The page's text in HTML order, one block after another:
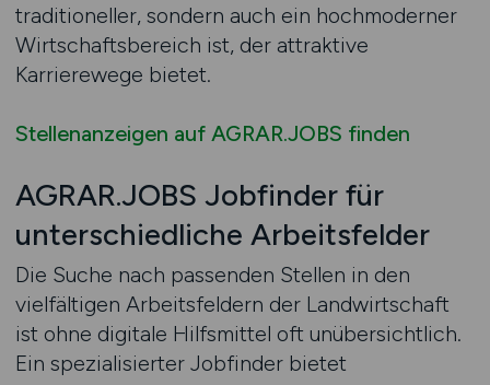
traditioneller, sondern auch ein hochmoderner
Wirtschaftsbereich ist, der attraktive
Karrierewege bietet.
Stellenanzeigen auf AGRAR.JOBS finden
AGRAR.JOBS Jobfinder für
unterschiedliche Arbeitsfelder
Die Suche nach passenden Stellen in den
vielfältigen Arbeitsfeldern der Landwirtschaft
ist ohne digitale Hilfsmittel oft unübersichtlich.
Ein spezialisierter Jobfinder bietet